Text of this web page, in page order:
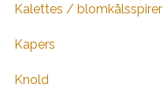
Kalettes / blomkålsspirer
Kapers
Knold